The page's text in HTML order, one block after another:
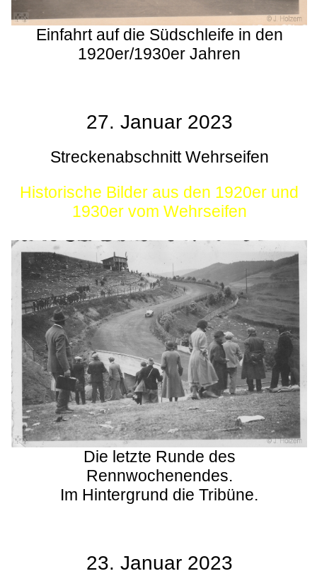
Einfahrt auf die Südschleife in den
1920er/1930er Jahren
27. Januar 2023
Streckenabschnitt Wehrseifen
Historische Bilder aus den 1920er und
1930er vom Wehrseifen
Die letzte Runde des
Rennwochenendes.
Im Hintergrund die Tribüne.
23. Januar 2023